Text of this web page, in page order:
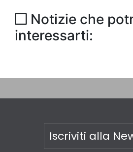
Notizie che
interessarti:
Iscriviti alla